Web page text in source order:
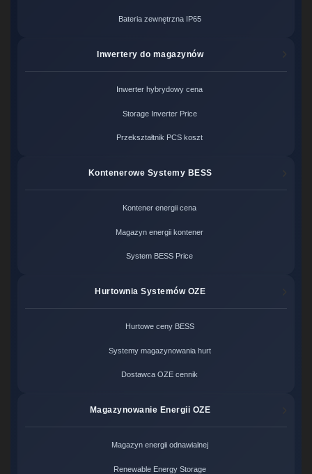
Bateria zewnętrzna IP65
Inwertery do magazynów
Inwerter hybrydowy cena
Storage Inverter Price
Przekształtnik PCS koszt
Kontenerowe Systemy BESS
Kontener energii cena
Magazyn energii kontener
System BESS Price
Hurtownia Systemów OZE
Hurtowe ceny BESS
Systemy magazynowania hurt
Dostawca OZE cennik
Magazynowanie Energii OZE
Magazyn energii odnawialnej
Renewable Energy Storage